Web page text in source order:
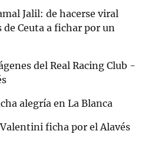
Jalil: de hacerse viral
Ceuta a fichar por un
del Real Racing Club -
alegría en La Blanca
ficha por el Alavés